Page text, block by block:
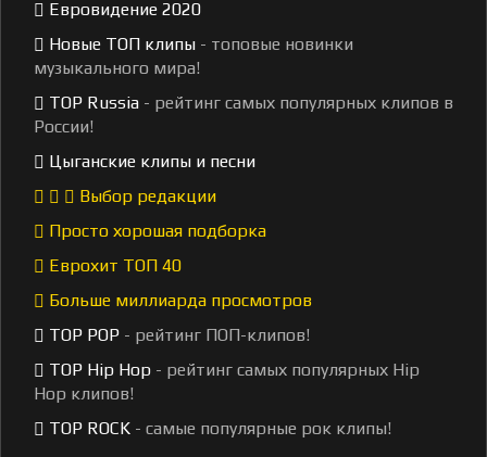
Евровидение 2020
Новые ТОП клипы - топовые новинки
музыкального мира!
TOP Russia - рейтинг самых популярных клипов в
России!
Цыганские клипы и песни
Выбор редакции
Просто хорошая подборка
Еврохит ТОП 40
Больше миллиарда просмотров
TOP POP - рейтинг ПОП-клипов!
TOP Hip Hop - рейтинг самых популярных Hip
Hop клипов!
TOP ROCK - самые популярные рок клипы!